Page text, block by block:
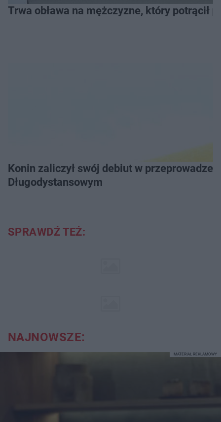
Trwa obława na mężczyzne, który potrącił
Konin zaliczył swój debiut w przeprowadzeniu Grand Prix Wielkopolski w Pływaniu
Długodystansowym
SPRAWDŹ TEŻ:
NAJNOWSZE:
MATERIAŁ REKLAMOWY